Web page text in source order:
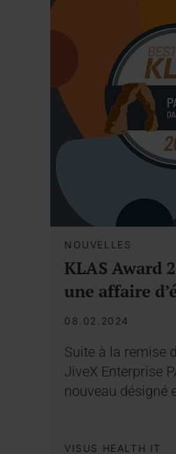
NOUVELLES
KLAS Award
une affaire
08.02.2024
Suite à la remise
JiveX Enterprise
nouveau désigné
VISUS HEALTH IT